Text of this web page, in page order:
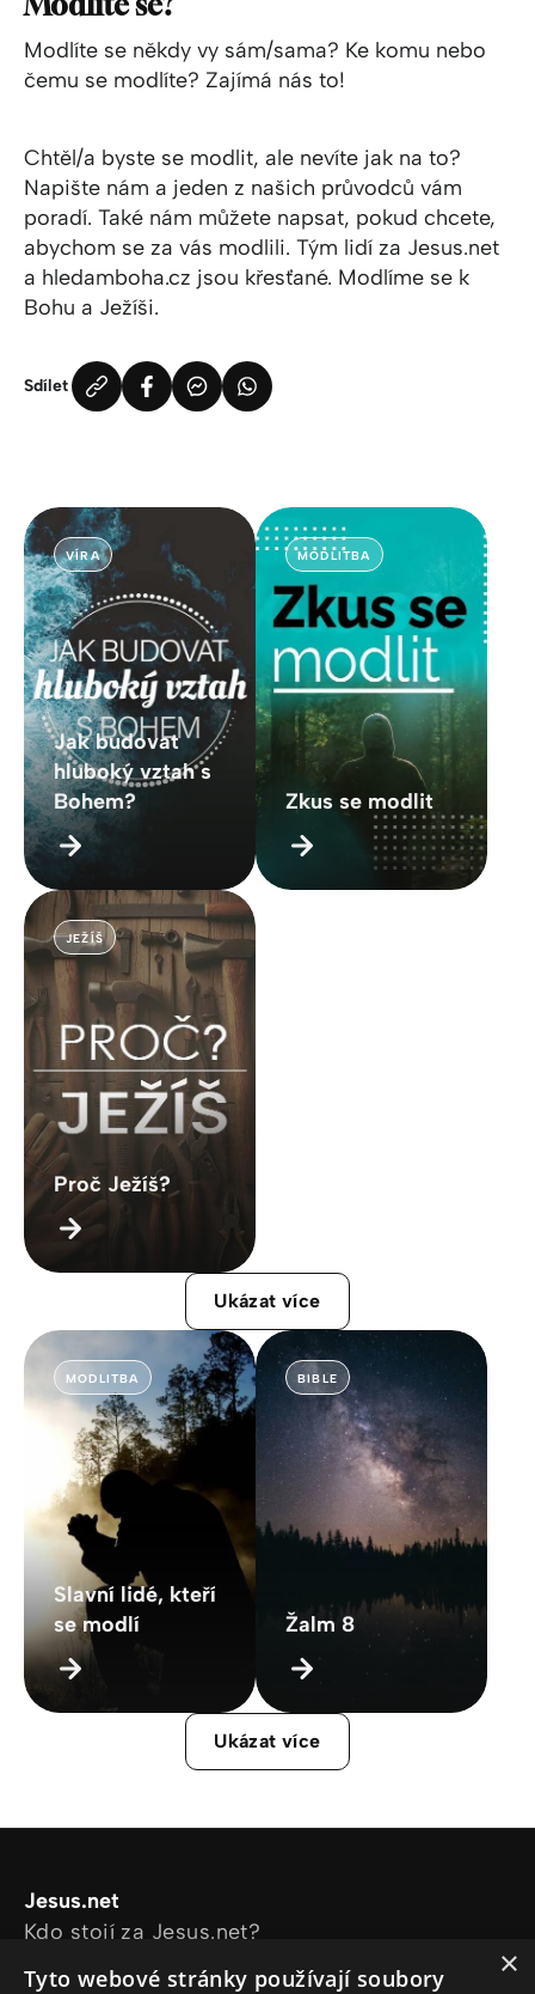
Modlíte se někdy vy sám/sama? Ke komu nebo
čemu se modlíte? Zajímá nás to!
Chtěl/a byste se modlit, ale nevíte jak na to?
Napište nám a jeden z našich průvodců vám
poradí. Také nám můžete napsat, pokud chcete,
abychom se za vás modlili. Tým lidí za Jesus.net
a hledamboha.cz jsou křesťané. Modlíme se k
Bohu a Ježíši.
Sdílet
VÍRA
Jak budovat
hluboký vztah s
Bohem?
MODLITBA
Zkus se modlit
JEŽÍŠ
Proč Ježíš?
Ukázat více
MODLITBA
Slavní lidé, kteří
se modlí
BIBLE
Žalm 8
Ukázat více
Jesus.net
Kdo stojí za Jesus.net?
×
Tyto webové stránky používají soubory